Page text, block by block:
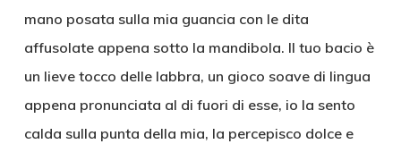
mano posata sulla mia guancia con le dita
affusolate appena sotto la mandibola. Il tuo bacio è
un lieve tocco delle labbra, un gioco soave di lingua
appena pronunciata al di fuori di esse, io la sento
calda sulla punta della mia, la percepisco dolce e